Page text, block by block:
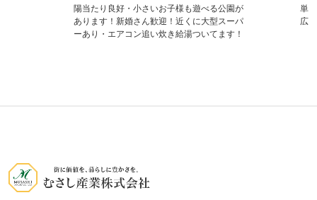
陽当たり良好・小さいお子様も遊べる公園が
あります！新婚さん歓迎！近くに大型スーパ
ーあり・エアコン追い炊き給湯ついてます！
単
広